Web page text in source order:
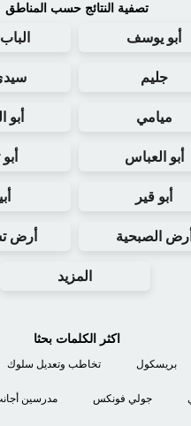
تصفية النتائج حسب المناطق
أبو يوسف
جليم
ميامي أبو
أبو العباس
أبو قير
أرض الصبحية أرض
المزيد
اكثر الكلمات بحثا
بريسكول تخاطب وتعديل سلوك
جولي فونكس مدرسين